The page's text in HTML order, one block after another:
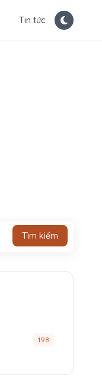
Tin tức
Tìm kiếm
198